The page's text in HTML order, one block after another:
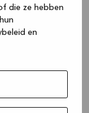
die ze hebben
en
for more